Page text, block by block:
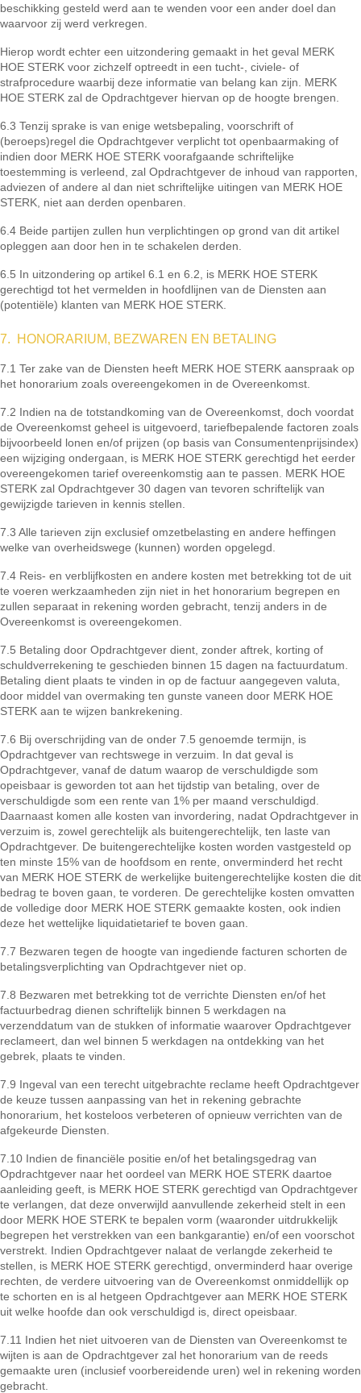
beschikking gesteld werd aan te wenden voor een ander doel dan
waarvoor zij werd verkregen.
Hierop wordt echter een uitzondering gemaakt in het geval MERK
HOE STERK voor zichzelf optreedt in een tucht-, civiele- of
strafprocedure waarbij deze informatie van belang kan zijn. MERK
HOE STERK zal de Opdrachtgever hiervan op de hoogte brengen.
6.3 Tenzij sprake is van enige wetsbepaling, voorschrift of
(beroeps)regel die Opdrachtgever verplicht tot openbaarmaking of
indien door MERK HOE STERK voorafgaande schriftelijke
toestemming is verleend, zal Opdrachtgever de inhoud van rapporten,
adviezen of andere al dan niet schriftelijke uitingen van MERK HOE
STERK, niet aan derden openbaren.
6.4 Beide partijen zullen hun verplichtingen op grond van dit artikel
opleggen aan door hen in te schakelen derden.
6.5 In uitzondering op artikel 6.1 en 6.2, is MERK HOE STERK
gerechtigd tot het vermelden in hoofdlijnen van de Diensten aan
(potentiële) klanten van MERK HOE STERK.
7. HONORARIUM, BEZWAREN EN BETALING
7.1 Ter zake van de Diensten heeft MERK HOE STERK aanspraak op
het honorarium zoals overeengekomen in de Overeenkomst.
7.2 Indien na de totstandkoming van de Overeenkomst, doch voordat
de Overeenkomst geheel is uitgevoerd, tariefbepalende factoren zoals
bijvoorbeeld lonen en/of prijzen (op basis van Consumentenprijsindex)
een wijziging ondergaan, is MERK HOE STERK gerechtigd het eerder
overeengekomen tarief overeenkomstig aan te passen. MERK HOE
STERK zal Opdrachtgever 30 dagen van tevoren schriftelijk van
gewijzigde tarieven in kennis stellen.
7.3 Alle tarieven zijn exclusief omzetbelasting en andere heffingen
welke van overheidswege (kunnen) worden opgelegd.
7.4 Reis- en verblijfkosten en andere kosten met betrekking tot de uit
te voeren werkzaamheden zijn niet in het honorarium begrepen en
zullen separaat in rekening worden gebracht, tenzij anders in de
Overeenkomst is overeengekomen.
7.5 Betaling door Opdrachtgever dient, zonder aftrek, korting of
schuldverrekening te geschieden binnen 15 dagen na factuurdatum.
Betaling dient plaats te vinden in op de factuur aangegeven valuta,
door middel van overmaking ten gunste vaneen door MERK HOE
STERK aan te wijzen bankrekening.
7.6 Bij overschrijding van de onder 7.5 genoemde termijn, is
Opdrachtgever van rechtswege in verzuim. In dat geval is
Opdrachtgever, vanaf de datum waarop de verschuldigde som
opeisbaar is geworden tot aan het tijdstip van betaling, over de
verschuldigde som een rente van 1% per maand verschuldigd.
Daarnaast komen alle kosten van invordering, nadat Opdrachtgever in
verzuim is, zowel gerechtelijk als buitengerechtelijk, ten laste van
Opdrachtgever. De buitengerechtelijke kosten worden vastgesteld op
ten minste 15% van de hoofdsom en rente, onverminderd het recht
van MERK HOE STERK de werkelijke buitengerechtelijke kosten die dit
bedrag te boven gaan, te vorderen. De gerechtelijke kosten omvatten
de volledige door MERK HOE STERK gemaakte kosten, ook indien
deze het wettelijke liquidatietarief te boven gaan.
7.7 Bezwaren tegen de hoogte van ingediende facturen schorten de
betalingsverplichting van Opdrachtgever niet op.
7.8 Bezwaren met betrekking tot de verrichte Diensten en/of het
factuurbedrag dienen schriftelijk binnen 5 werkdagen na
verzenddatum van de stukken of informatie waarover Opdrachtgever
reclameert, dan wel binnen 5 werkdagen na ontdekking van het
gebrek, plaats te vinden.
7.9 Ingeval van een terecht uitgebrachte reclame heeft Opdrachtgever
de keuze tussen aanpassing van het in rekening gebrachte
honorarium, het kosteloos verbeteren of opnieuw verrichten van de
afgekeurde Diensten.
7.10 Indien de financiële positie en/of het betalingsgedrag van
Opdrachtgever naar het oordeel van MERK HOE STERK daartoe
aanleiding geeft, is MERK HOE STERK gerechtigd van Opdrachtgever
te verlangen, dat deze onverwijld aanvullende zekerheid stelt in een
door MERK HOE STERK te bepalen vorm (waaronder uitdrukkelijk
begrepen het verstrekken van een bankgarantie) en/of een voorschot
verstrekt. Indien Opdrachtgever nalaat de verlangde zekerheid te
stellen, is MERK HOE STERK gerechtigd, onverminderd haar overige
rechten, de verdere uitvoering van de Overeenkomst onmiddellijk op
te schorten en is al hetgeen Opdrachtgever aan MERK HOE STERK
uit welke hoofde dan ook verschuldigd is, direct opeisbaar.
7.11 Indien het niet uitvoeren van de Diensten van Overeenkomst te
wijten is aan de Opdrachtgever zal het honorarium van de reeds
gemaakte uren (inclusief voorbereidende uren) wel in rekening worden
gebracht.